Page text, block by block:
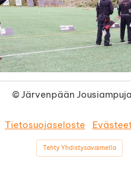
©Järvenpään
Tietosuojaseloste
Tehty Yhdistysavaimella